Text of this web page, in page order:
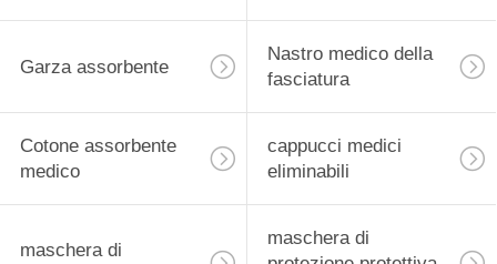
Garza assorbente
Nastro medico della
fasciatura
Cotone assorbente
medico
cappucci medici
eliminabili
maschera di
maschera di